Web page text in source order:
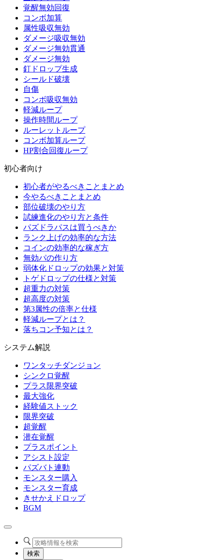
覚醒無効回復
コンボ加算
属性吸収無効
ダメージ吸収無効
ダメージ無効貫通
ダメージ無効
釘ドロップ生成
シールド破壊
自傷
コンボ吸収無効
軽減ループ
操作時間ループ
ルーレットループ
コンボ加算ループ
HP割合回復ループ
初心者向け
初心者がやるべきことまとめ
今やるべきことまとめ
部位破壊のやり方
試練進化のやり方と条件
パズドラパスは買うべきか
ランク上げの効率的な方法
コインの効率的な稼ぎ方
無効パの作り方
弱体化ドロップの効果と対策
トゲドロップの仕様と対策
超重力の対策
超高度の対策
第3属性の倍率と仕様
軽減ループとは？
落ちコン予知とは？
システム解説
ワンタッチダンジョン
シンクロ覚醒
プラス限界突破
最大強化
経験値ストック
限界突破
超覚醒
潜在覚醒
プラスポイント
アシスト設定
パズバト連動
モンスター購入
モンスター育成
きせかえドロップ
BGM
検索